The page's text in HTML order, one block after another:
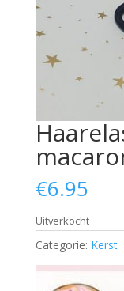
€6.95
Uitverkocht
Categorie: Kerst